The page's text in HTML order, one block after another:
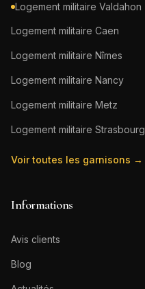
Logement militaire Valdahon
Logement militaire Caen
Logement militaire Nîmes
Logement militaire Nancy
Logement militaire Metz
Logement militaire Strasbourg
Voir toutes les garnisons →
Informations
Avis clients
Blog